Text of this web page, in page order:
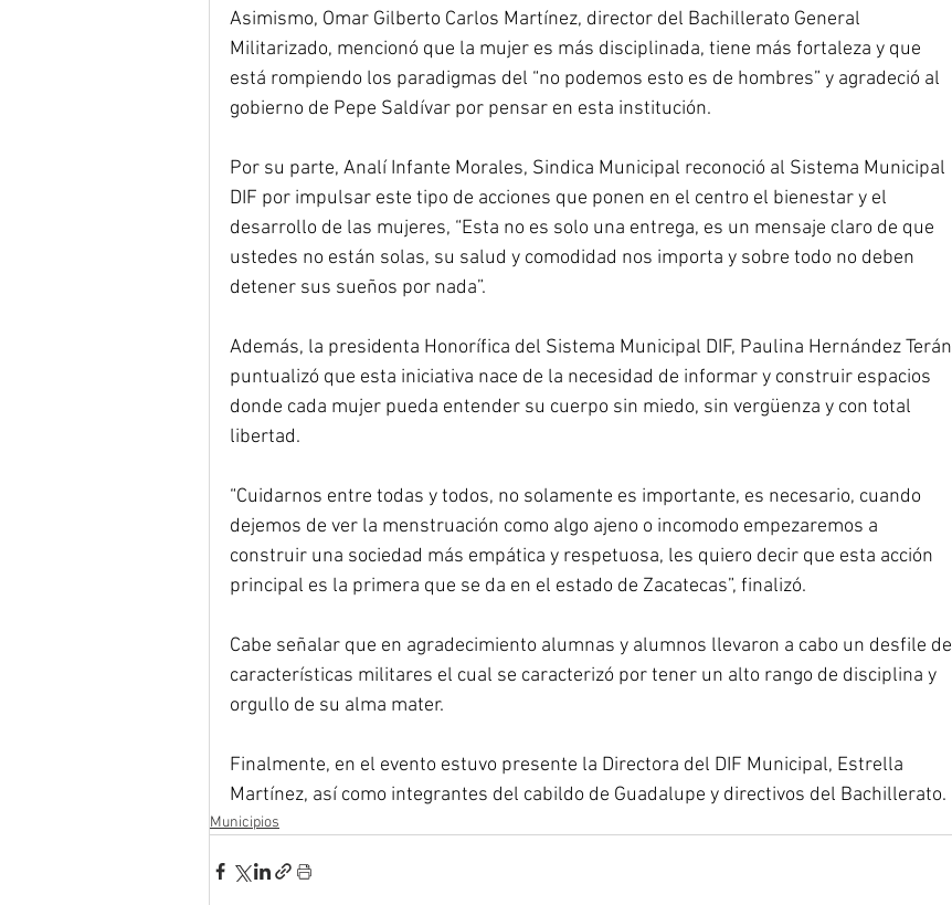
Asimismo, Omar Gilberto Carlos Martínez, director del Bachillerato General
Militarizado, mencionó que la mujer es más disciplinada, tiene más fortaleza y que
está rompiendo los paradigmas del “no podemos esto es de hombres” y agradeció al
gobierno de Pepe Saldívar por pensar en esta institución.
Por su parte, Analí Infante Morales, Sindica Municipal reconoció al Sistema Municipal
DIF por impulsar este tipo de acciones que ponen en el centro el bienestar y el
desarrollo de las mujeres, “Esta no es solo una entrega, es un mensaje claro de que
ustedes no están solas, su salud y comodidad nos importa y sobre todo no deben
detener sus sueños por nada”.
Además, la presidenta Honorífica del Sistema Municipal DIF, Paulina Hernández Terán
puntualizó que esta iniciativa nace de la necesidad de informar y construir espacios
donde cada mujer pueda entender su cuerpo sin miedo, sin vergüenza y con total
libertad.
“Cuidarnos entre todas y todos, no solamente es importante, es necesario, cuando
dejemos de ver la menstruación como algo ajeno o incomodo empezaremos a
construir una sociedad más empática y respetuosa, les quiero decir que esta acción
principal es la primera que se da en el estado de Zacatecas”, finalizó.
Cabe señalar que en agradecimiento alumnas y alumnos llevaron a cabo un desfile de
características militares el cual se caracterizó por tener un alto rango de disciplina y
orgullo de su alma mater.
Finalmente, en el evento estuvo presente la Directora del DIF Municipal, Estrella
Martínez, así como integrantes del cabildo de Guadalupe y directivos del Bachillerato.
Municipios